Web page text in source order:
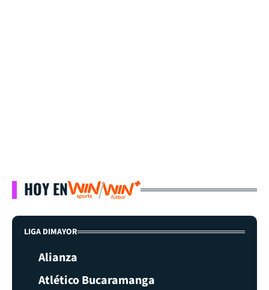
HOY EN
LIGA DIMAYOR
Alianza
Atlético Bucaramanga